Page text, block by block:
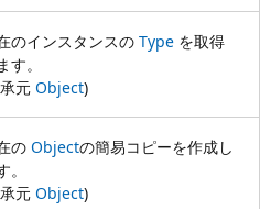
のインスタンスの Type を取得
す。
元 Object)
の Objectの簡易コピーを作成し
。
元 Object)